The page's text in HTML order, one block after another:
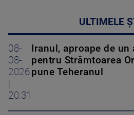
ULTIMELE
08-
08-
2026
20:31
Iranul, aproape de un
pentru Strâmtoarea
pune Teheranul